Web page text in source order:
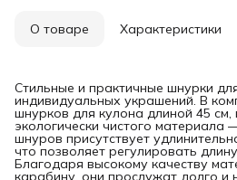
О товаре Характеристики
Стильные и практичные шнурки
индивидуальных украшений. В
шнурков для кулона длиной 45 см,
экологически чистого материала
шнуров присутствует
что позволяет регулировать
Благодаря высокому качеству
карабину, они прослужат долго и